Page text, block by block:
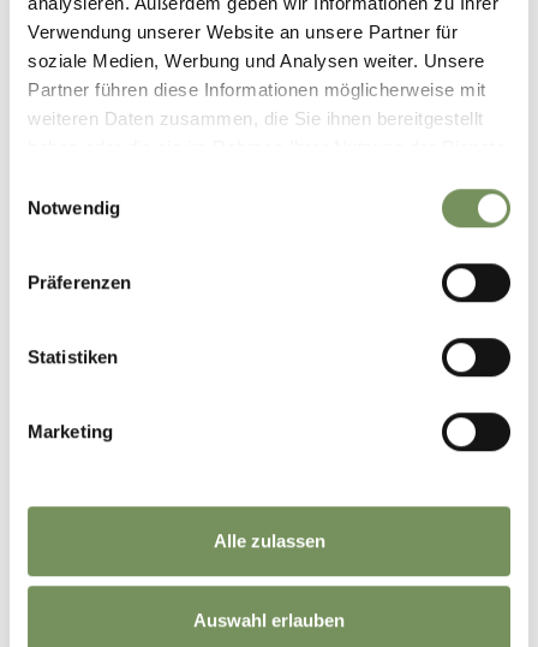
Verwendung unserer Website an unsere Partner für
soziale Medien, Werbung und Analysen weiter. Unsere
Partner führen diese Informationen möglicherweise mit
weiteren Daten zusammen, die Sie ihnen bereitgestellt
Notwendig
Präferenzen
Statistiken
Marketing
Alle zulassen
Auswahl erlauben
Gastronomie - und
Shoppingführer
Hinterpasseier
Vorname
Stadt